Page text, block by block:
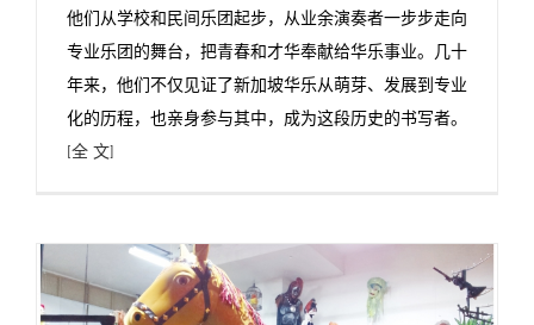
他们从学校和民间乐团起步，从业余演奏者一步步走向
专业乐团的舞台，把青春和才华奉献给华乐事业。几十
年来，他们不仅见证了新加坡华乐从萌芽、发展到专业
化的历程，也亲身参与其中，成为这段历史的书写者。
[全 文]